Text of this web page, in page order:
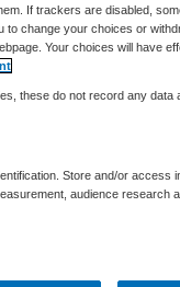
45 keer gelezen
specialistische
tot
voor
op basis van de
in de
If trackers are disabled,
to change your choices or
Your choices will have
these do not record any data
Store and/or access
audience research